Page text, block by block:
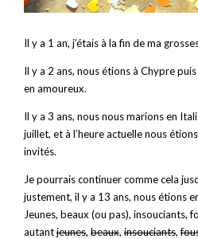
Il y a 1 an, j’étais à la fin de ma
Il y a 2 ans, nous étions à Chypre
en amoureux.
Il y a 3 ans, nous nous marions en
juillet, et à l’heure actuelle nous
invités.
Je pourrais continuer comme cela
justement, il y a 13 ans, nous étions
Jeunes, beaux (ou pas), insouciants,
autantjeunes, beaux, insouciants,